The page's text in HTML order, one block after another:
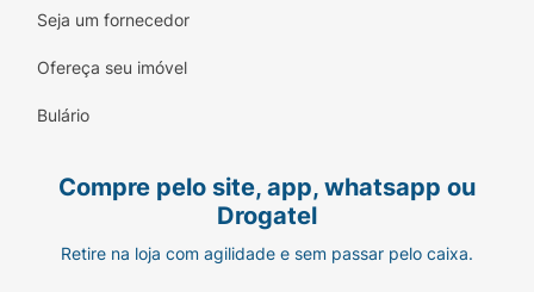
Seja um fornecedor
Ofereça seu imóvel
Bulário
Compre pelo site, app, whatsapp ou
Drogatel
Retire na loja com agilidade e sem passar pelo caixa.